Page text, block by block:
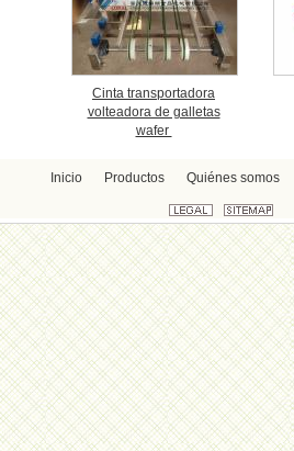
Cinta transportadora
volteadora de galletas
wafer
Inicio Productos Quiénes somos